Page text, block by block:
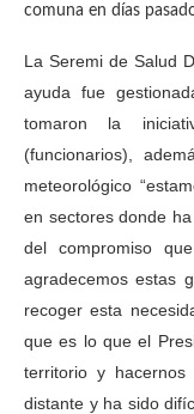
comuna en días
La Seremi de Salud
ayuda fue
tomaron la
(funcionarios),
meteorológico
en sectores donde
del compromiso
agradecemos estas
recoger esta
que es lo que el
territorio y
distante y ha sido